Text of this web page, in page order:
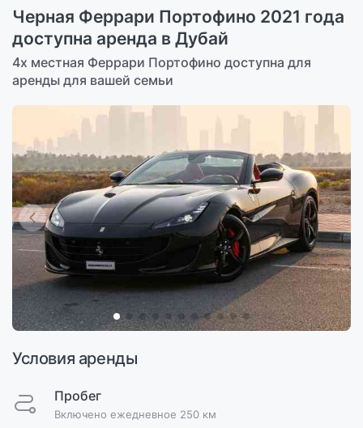
Черная Феррари Портофино 2021 года
доступна аренда в Дубай
4х местная Феррари Портофино доступна для
аренды для вашей семьи
Условия аренды
Пробег
Включено ежедневное 250 км